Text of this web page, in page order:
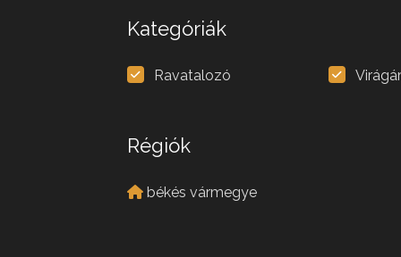
Kategóriák
Ravatalozó
Régiók
békés vármegye